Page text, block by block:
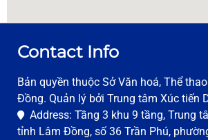
Contact Info
Bản quyền thuộc Sở Văn hoá, Thể
Đồng. Quản lý bởi Trung tâm Xúc tiến
Address: Tầng 3 khu 9 tầng, Trung
tỉnh Lâm Đồng, số 36 Trần Phú,